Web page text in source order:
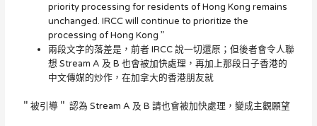
priority processing for residents of Hong Kong remains
unchanged. IRCC will continue to prioritize the
processing of Hong Kong ”
兩段文字的落差是，前者 IRCC 說一切還原；但後者會令人聯
想 Stream A 及 B 也會被加快處理，再加上那段日子香港的
中文傳媒的炒作，在加拿大的香港朋友就
＂被引導＂ 認為 Stream A 及 B 請也會被加快處理，變成主觀願望